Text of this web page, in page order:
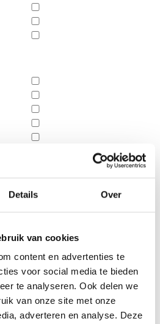
Details Over
van cookies
content en advertenties te
voor social media te bieden
te analyseren. Ook delen we
van onze site met onze
adverteren en analyse. Deze
Producten getagd met
Afneembare Scheen-